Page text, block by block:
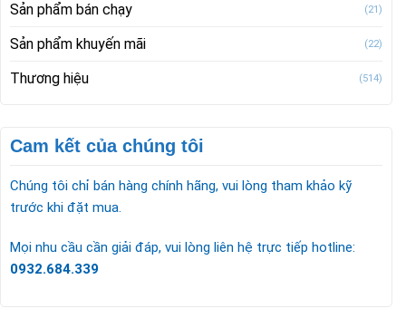
Sản phẩm bán chạy (21)
Sản phẩm khuyến mãi (22)
Thương hiệu (514)
Cam kết của chúng tôi
Chúng tôi chỉ bán hàng chính hãng, vui lòng tham khảo kỹ
trước khi đặt mua.
Mọi nhu cầu cần giải đáp, vui lòng liên hệ trực tiếp hotline:
0932.684.339